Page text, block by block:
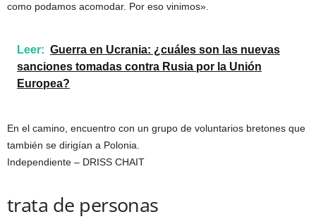
como podamos acomodar. Por eso vinimos».
Leer: Guerra en Ucrania: ¿cuáles son las nuevas
sanciones tomadas contra Rusia por la Unión
Europea?
En el camino, encuentro con un grupo de voluntarios bretones que
también se dirigían a Polonia.
Independiente – DRISS CHAIT
trata de personas